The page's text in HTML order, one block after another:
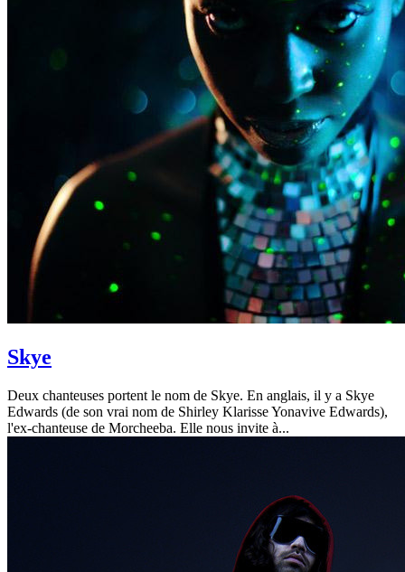
Skye
Deux chanteuses portent le nom de Skye. En anglais, il y a Skye
Edwards (de son vrai nom de Shirley Klarisse Yonavive Edwards),
l'ex-chanteuse de Morcheeba. Elle nous invite à...